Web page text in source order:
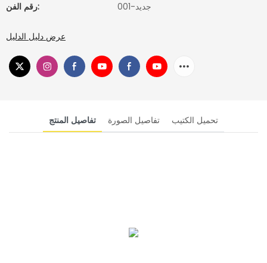
رقم الفن:
جديد-001
عرض دليل الدليل
تفاصيل المنتج تفاصيل الصورة تحميل الكتيب